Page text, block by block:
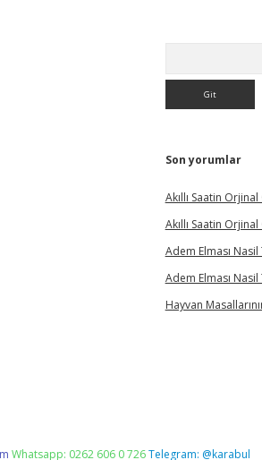
Son yorumlar
Akıllı Saatin
Akıllı Saatin
Adem Elması
Adem Elması
Hayvan
Whatsapp: 0262 606 0 726Telegram: @karabul